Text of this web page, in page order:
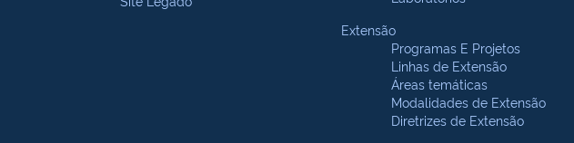
Extensão
Programas E Projetos
Linhas de Extensão
Áreas temáticas
Modalidades de Extensão
Diretrizes de Extensão